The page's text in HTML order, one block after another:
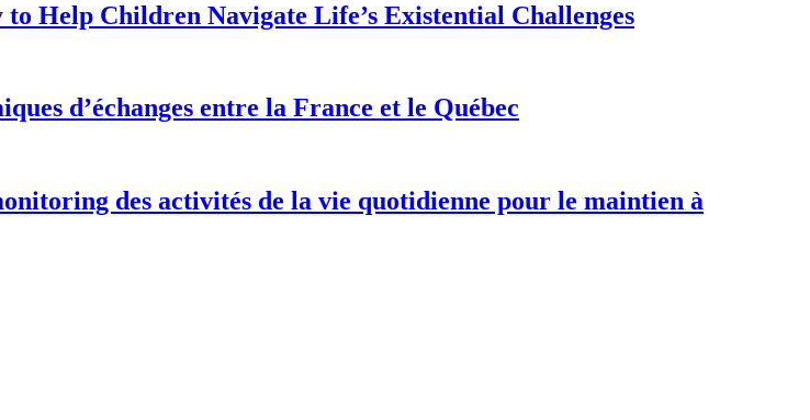
Help Children Navigate Life’s Existential Challenges
d’échanges entre la France et le Québec
des activités de la vie quotidienne pour le maintien à